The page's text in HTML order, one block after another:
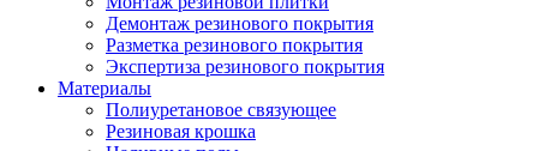
Демонтаж резинового покрытия
Разметка резинового покрытия
Экспертиза резинового покрытия
Материалы
Полиуретановое связующее
Резиновая крошка